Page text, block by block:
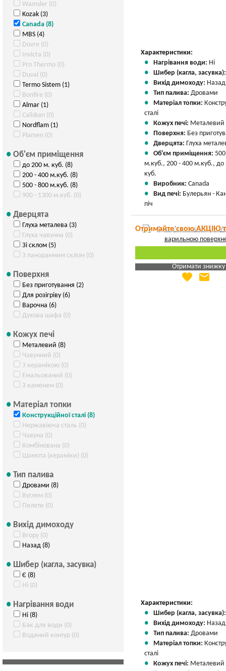
Wamsler (0)
Kozak (3)
Canada (8)
MBS (4)
Dovre (0)
Invicta (0)
Pro Thermo (0)
Duval (0)
Termo Sistem (1)
Bonfire (0)
Almar (1)
Caliskan (0)
Nordflam (1)
Plamen (0)
Об'єм приміщення
до 200 м. куб. (8)
200 - 400 м.куб. (8)
500 - 800 м.куб. (8)
900 - 1300 м.куб. (0)
Дверцята
Глуха металева (3)
Глуха чавунна (0)
Зі склом (5)
З панорамним склом (0)
Поверхня
Без приготування (2)
Для розігріву (6)
Варочна (6)
Духова шафа (0)
Кожух печі
Металевий (8)
Чавунний (0)
З керамікою (0)
Емальований (0)
З каменем (0)
Матеріал топки
Конструкційної сталі (8)
Нержавіюча сталь (0)
Чавуна (0)
Комбінована (0)
Шамота (кераміки) (0)
Тип палива
Дровами (8)
Вуглем (0)
Пелети (0)
Вихід димоходу
Вгору (0)
Назад (8)
Шибер (кагла, засувка)
Є (8)
Ні (0)
Нагрівання води
Ні (8)
Бак для води (0)
Водяний контур (0)
Характеристики:
Нагрівання води: Ні
Шибер (кагла,
Вихід димоходу: Назад
Тип палива: Дровами
Матеріал топки:
сталі
Кожух печі: Металевий
Поверхня: Без
Дверцята: Глуха
Об'єм приміщення:
м.куб., 200 - 400 м.куб., до
куб.
Виробник: Canada
Вид печі: Булерьян -
піч
Отримайте свою АКЦІЮ
Отримати знижку
Яка Ваша ціна
favorite email
Характеристики:
Шибер (кагла,
Вихід димоходу: Назад
Тип палива: Дровами
Матеріал топки:
сталі
Кожух печі: Металевий